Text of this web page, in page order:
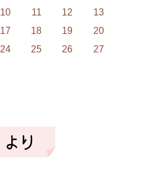
10 11 12
13
17 18 19
20
24 25 26
27